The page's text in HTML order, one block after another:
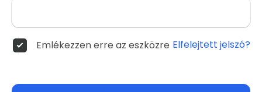
Emlékezzen erre az eszközre Elfelejtett jelszó?